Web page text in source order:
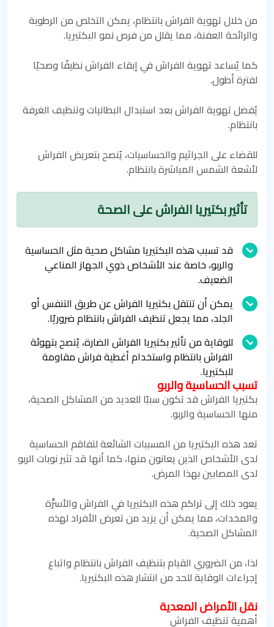
من خلال تهوية الفراش بانتظام، يمكن التخلص من الرطوبة
والرائحة العفنة، مما يقلل من فرص نمو البكتيريا.
كما يُساعد تهوية الفراش في إبقاء الفراش نظيفًا وصحيًا
لفترة أطول.
يُفضل تهوية الفراش بعد استبدال البطانيات وتنظيف الغرفة
بانتظام.
للقضاء على الجراثيم والحساسيات، يُنصح بتعريض الفراش
لأشعة الشمس المباشرة بانتظام.
تأثير بكتيريا الفراش على الصحة
قد تسبب هذه البكتيريا مشاكل صحية مثل الحساسية
والربو، خاصة عند الأشخاص ذوي الجهاز المناعي
الضعيف.
يمكن أن تنتقل بكتيريا الفراش عن طريق التنفس أو
الجلد، مما يجعل تنظيف الفراش بانتظام ضروريًا.
للوقاية من تأثير بكتيريا الفراش الضارة، يُنصح بتهوئة
الفراش بانتظام واستخدام أغطية فراش مقاومة
للبكتيريا.
تسبب الحساسية والربو
بكتيريا الفراش قد تكون سببًا للعديد من المشاكل الصحية،
منها الحساسية والربو.
تعد هذه البكتيريا من المسببات الشائعة لتفاقم الحساسية
لدى الأشخاص الذين يعانون منها، كما أنها قد تثير نوبات الربو
لدى المصابين بهذا المرض.
يعود ذلك إلى تراكم هذه البكتيريا في الفراش والأسرَّة
والمخدات، مما يمكن أن يزيد من تعرض الأفراد لهذه
المشاكل الصحية.
لذا، من الضروري القيام بتنظيف الفراش بانتظام واتباع
إجراءات الوقاية للحد من انتشار هذه البكتيريا.
نقل الأمراض المعدية
أهمية تنظيف الفراش